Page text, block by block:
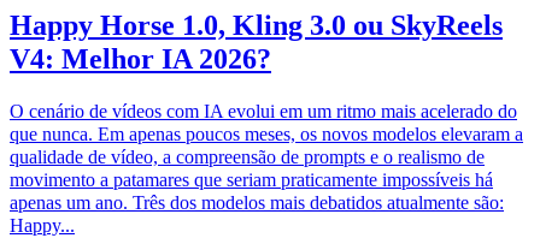
Happy Horse 1.0, Kling 3.0 ou SkyReels
V4: Melhor IA 2026?
O cenário de vídeos com IA evolui em um ritmo mais acelerado do
que nunca. Em apenas poucos meses, os novos modelos elevaram a
qualidade de vídeo, a compreensão de prompts e o realismo de
movimento a patamares que seriam praticamente impossíveis há
apenas um ano. Três dos modelos mais debatidos atualmente são:
Happy...